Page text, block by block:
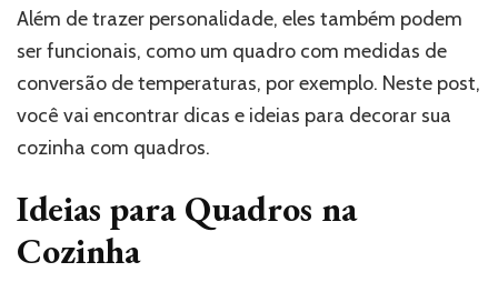
Além de trazer personalidade, eles também podem
ser funcionais, como um quadro com medidas de
conversão de temperaturas, por exemplo. Neste post,
você vai encontrar dicas e ideias para decorar sua
cozinha com quadros.
Ideias para Quadros na
Cozinha